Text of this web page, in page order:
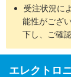
受注状況に
能性がござ
下し、ご確
エレクトロ